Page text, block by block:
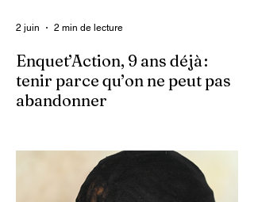
Enquet’Action, 9 ans déjà :
tenir parce qu’on ne peut pas
abandonner
années depuis que nous avons osé doter
le pays d’un média dédié à l’investigation et
au journalisme de fond.
2 juin 2 min de lecture